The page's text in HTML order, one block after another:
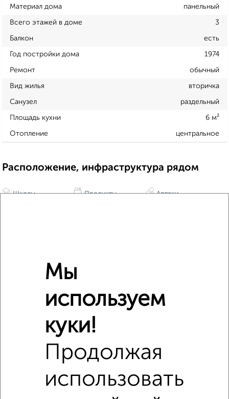
Материал дома панельный
Всего этажей в доме 3
Балкон есть
Год постройки дома 1974
Ремонт обычный
Вид жилья вторичка
Санузел раздельный
Площадь кухни 6 м²
Отопление центральное
Расположение, инфраструктура рядом
Школы Продукты Аптеки
Мы
используем
куки!
Продолжая
использовать